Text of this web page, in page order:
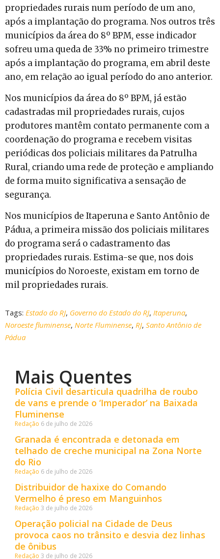
propriedades rurais num período de um ano,
após a implantação do programa. Nos outros três
municípios da área do 8º BPM, esse indicador
sofreu uma queda de 33% no primeiro trimestre
após a implantação do programa, em abril deste
ano, em relação ao igual período do ano anterior.
Nos municípios da área do 8º BPM, já estão
cadastradas mil propriedades rurais, cujos
produtores mantêm contato permanente com a
coordenação do programa e recebem visitas
periódicas dos policiais militares da Patrulha
Rural, criando uma rede de proteção e ampliando
de forma muito significativa a sensação de
segurança.
Nos municípios de Itaperuna e Santo Antônio de
Pádua, a primeira missão dos policiais militares
do programa será o cadastramento das
propriedades rurais. Estima-se que, nos dois
municípios do Noroeste, existam em torno de
mil propriedades rurais.
Tags: Estado do RJ, Governo do Estado do RJ, Itaperuna,
Noroeste fluminense, Norte Fluminense, RJ, Santo Antônio de
Pádua
Mais Quentes
Polícia Civil desarticula quadrilha de roubo
de vans e prende o ‘Imperador’ na Baixada
Fluminense
Redação 6 de julho de 2026
Granada é encontrada e detonada em
telhado de creche municipal na Zona Norte
do Rio
Redação 6 de julho de 2026
Distribuidor de haxixe do Comando
Vermelho é preso em Manguinhos
Redação 3 de julho de 2026
Operação policial na Cidade de Deus
provoca caos no trânsito e desvia dez linhas
de ônibus
Redação 3 de julho de 2026